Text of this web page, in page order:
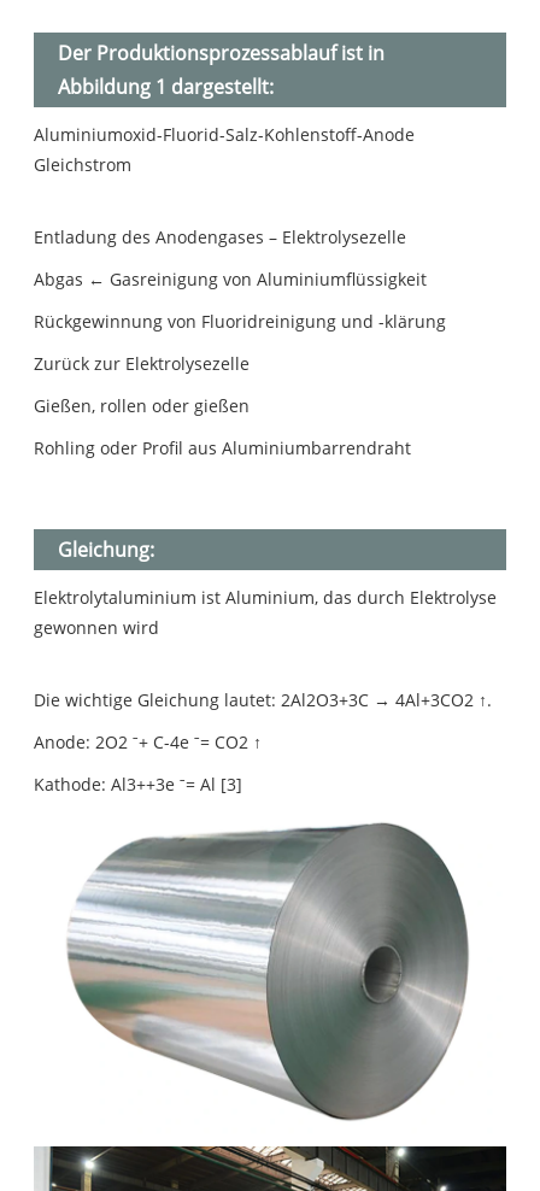
Der Produktionsprozessablauf ist in
Abbildung 1 dargestellt:
Aluminiumoxid-Fluorid-Salz-Kohlenstoff-Anode
Gleichstrom
Entladung des Anodengases – Elektrolysezelle
Abgas ← Gasreinigung von Aluminiumflüssigkeit
Rückgewinnung von Fluoridreinigung und -klärung
Zurück zur Elektrolysezelle
Gießen, rollen oder gießen
Rohling oder Profil aus Aluminiumbarrendraht
Gleichung:
Elektrolytaluminium ist Aluminium, das durch Elektrolyse
gewonnen wird
Die wichtige Gleichung lautet: 2Al2O3+3C → 4Al+3CO2 ↑.
Anode: 2O2 ˉ+ C-4e ˉ= CO2 ↑
Kathode: Al3++3e ˉ= Al [3]